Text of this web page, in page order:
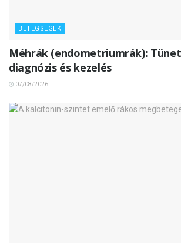
BETEGSÉGEK
Méhrák (endometriumrák):
diagnózis és kezelés
07/08/2026